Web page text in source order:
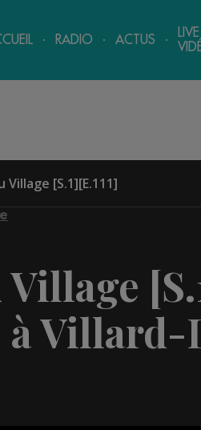
RADIO ACTUS
LIVE
Village [S.1][E.111]
Villard-